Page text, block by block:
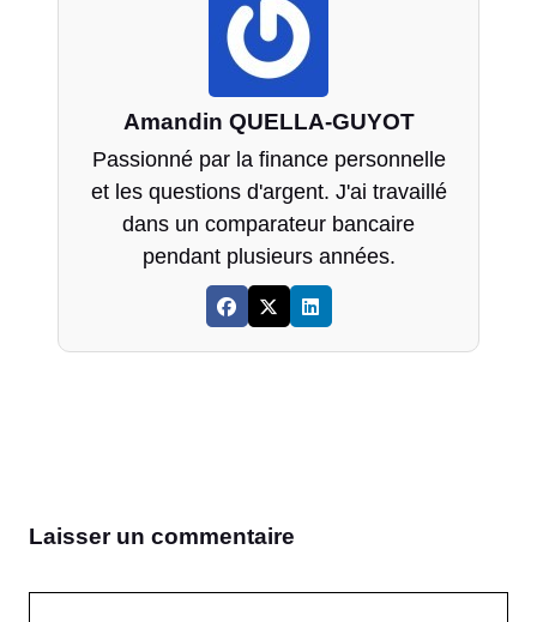
Amandin QUELLA-GUYOT
Passionné par la finance personnelle
et les questions d'argent. J'ai travaillé
dans un comparateur bancaire
pendant plusieurs années.
Laisser un commentaire